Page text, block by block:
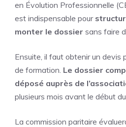
en Évolution Professionnelle
est indispensable pour
monter le dossier sans faire
Ensuite, il faut obtenir un devis
de formation. Le dossier
déposé auprès de
plusieurs mois avant le début
La commission paritaire